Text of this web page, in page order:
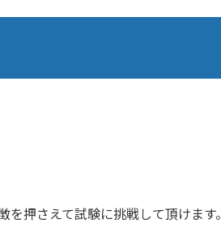
押さえて試験に挑戦して頂けます。